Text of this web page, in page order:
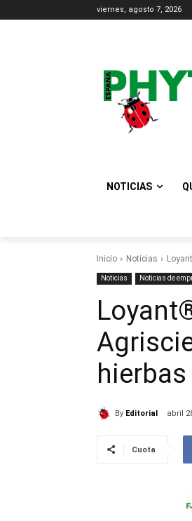
viernes, agosto 7, 2026
NOTICIAS
Inicio Noticias
Noticias Noticias de
By Editorial abril
Cuota